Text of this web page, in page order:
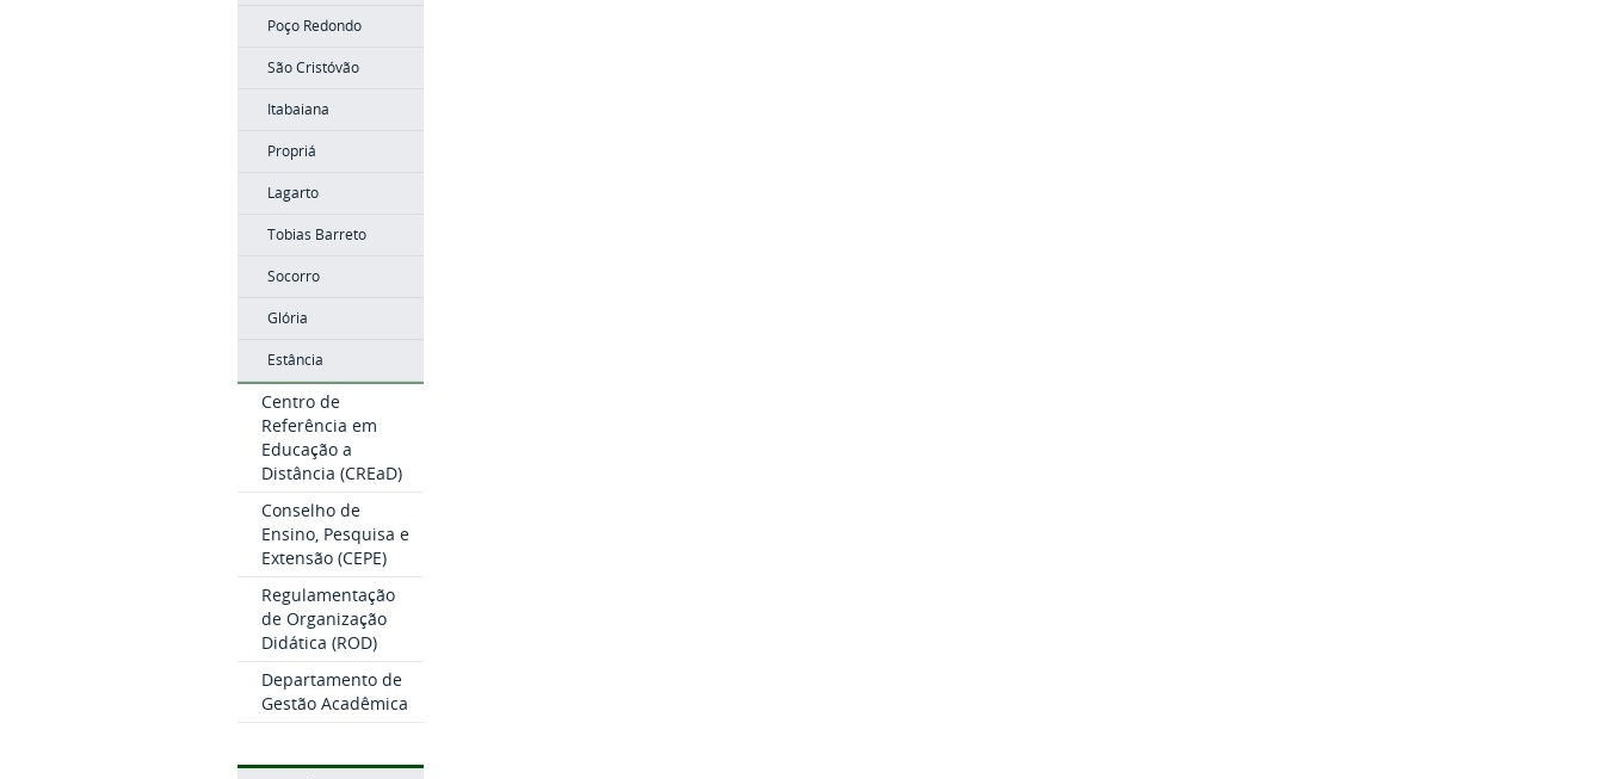
Poço Redondo
São Cristóvão
Itabaiana
Propriá
Lagarto
Tobias Barreto
Socorro
Glória
Estância
Centro de
Referência em
Educação a
Distância (CREaD)
Conselho de
Ensino, Pesquisa e
Extensão (CEPE)
Regulamentação
de Organização
Didática (ROD)
Departamento de
Gestão Acadêmica